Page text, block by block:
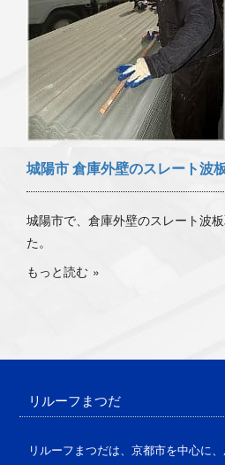
城陽市 倉庫外壁のスレート波
城陽市で、倉庫外壁のスレート波
た。
もっと読む
リルーフまつだ
リルーフまつだは、京都市を中心に